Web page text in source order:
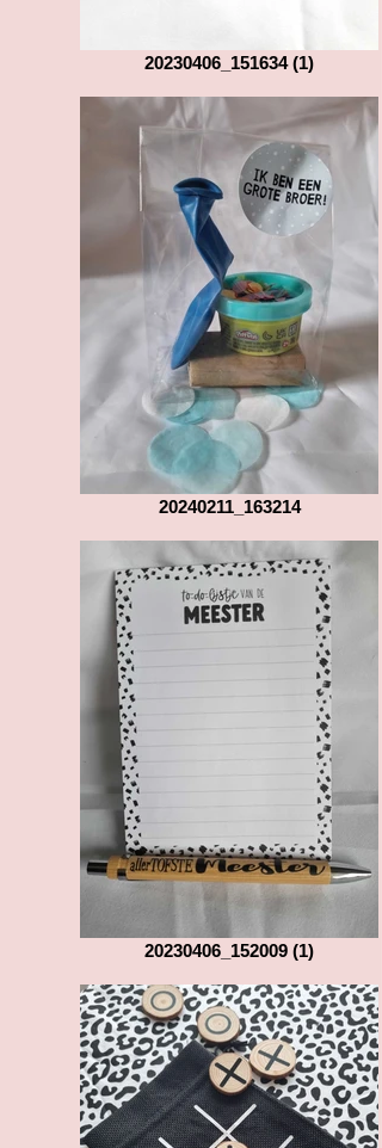
20230406_151634 (1)
20240211_163214
20230406_152009 (1)